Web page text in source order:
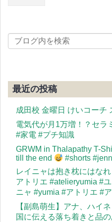
最近の投稿
成田校 金曜日 けいコーチ
電気代が月1万増！？セラ
#家電 #プチ知識
GRWM in Thalapathy T-
till the end
#shorts
レイニャは抱き枕にはな
アトリエ #atelieryumia #
ニャ #yumia #アトリエ #
【副島萌生】アナ、ハイ
国に伝える落ち着きと品